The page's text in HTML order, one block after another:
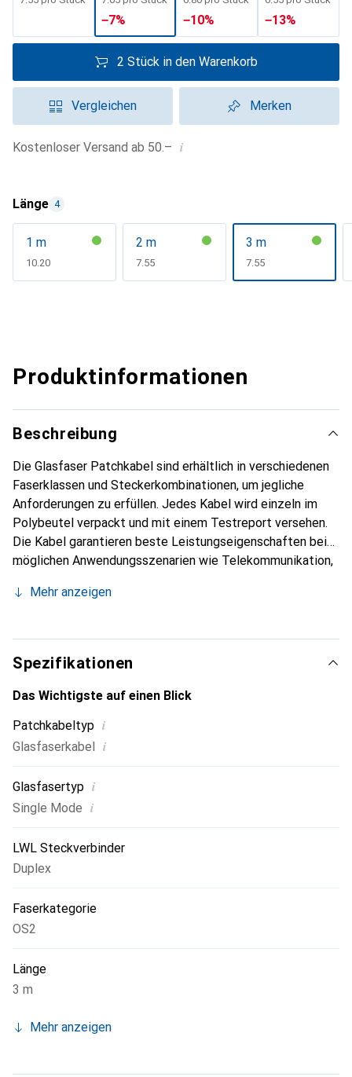
−7% −10% −13%
2 Stück in den Warenkorb
Vergleichen Merken
Kostenloser Versand ab 50.– i
Länge 4
1 m
CHF
10.20
2 m
CHF
7.55
3 m
CHF
7.55
Produktinformationen
Beschreibung
Die Glasfaser Patchkabel sind erhältlich in verschiedenen
Faserklassen und Steckerkombinationen, um jegliche
Anforderungen zu erfüllen. Jedes Kabel wird einzeln im
Polybeutel verpackt und mit einem Testreport versehen.
Die Kabel garantieren beste Leistungseigenschaften bei
möglichen Anwendungsszenarien wie Telekommunikation,
Umfeld.
Mehr anzeigen
Spezifikationen
Das Wichtigste auf einen Blick
Patchkabeltyp i
Glasfaserkabel i
Glasfasertyp i
Single Mode i
LWL Steckverbinder
Duplex
Faserkategorie
OS2
Länge
3 m
Mehr anzeigen